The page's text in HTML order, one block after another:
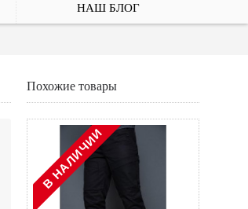
НАШ БЛОГ
Похожие товары
В НАЛИЧИИ